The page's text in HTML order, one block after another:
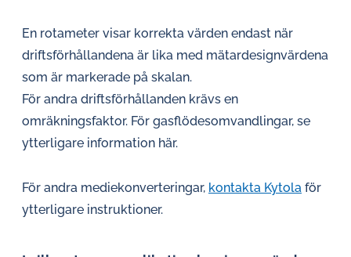
En rotameter visar korrekta värden endast när
driftsförhållandena är lika med mätardesignvärdena
som är markerade på skalan.
För andra driftsförhållanden krävs en
omräkningsfaktor. För gasflödesomvandlingar, se
ytterligare information här.
För andra mediekonverteringar, kontakta Kytola för
ytterligare instruktioner.